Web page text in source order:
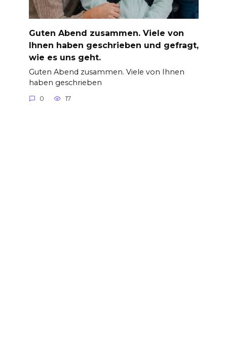
Guten Abend zusammen. Viele von
Ihnen haben geschrieben und gefragt,
wie es uns geht.
Guten Abend zusammen. Viele von Ihnen
haben geschrieben
0 17